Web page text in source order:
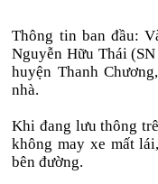
Thông tin ban đầu:
Nguyễn Hữu Thái
huyện Thanh
nhà.
Khi đang lưu thông
không may xe mất
bên đường.